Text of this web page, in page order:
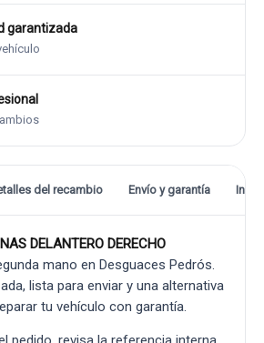
garantizada
del recambio Envío y garantía
DELANTERO DERECHO
mano en Desguaces Pedrós.
lista para enviar y una alternativa
tu vehículo con garantía.